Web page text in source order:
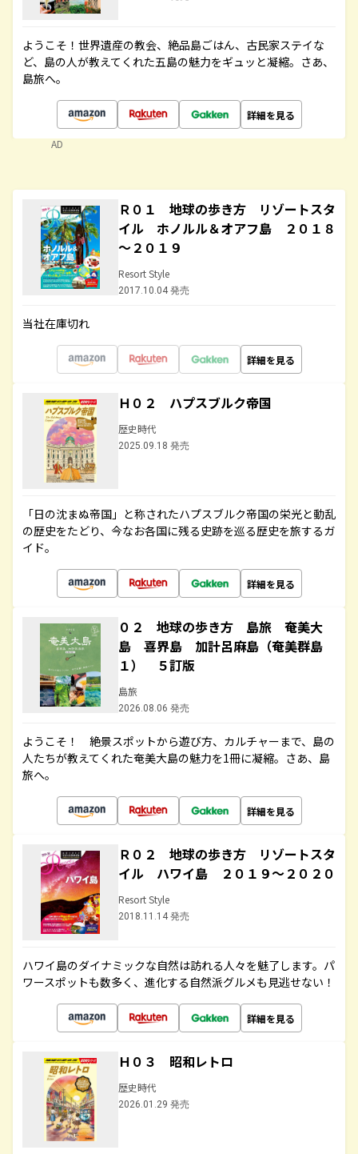
ようこそ！世界遺産の教会、絶品島ごはん、古民家ステイな
ど、島の人が教えてくれた五島の魅力をギュッと凝縮。さあ、
島旅へ。
詳細を見る
AD
Ｒ０１ 地球の歩き方 リゾートスタ
イル ホノルル＆オアフ島 ２０１８
～２０１９
Resort Style
2017.10.04 発売
当社在庫切れ
詳細を見る
Ｈ０２ ハプスブルク帝国
歴史時代
2025.09.18 発売
「日の沈まぬ帝国」と称されたハプスブルク帝国の栄光と動乱
の歴史をたどり、今なお各国に残る史跡を巡る歴史を旅するガ
イド。
詳細を見る
０２ 地球の歩き方 島旅 奄美大
島 喜界島 加計呂麻島（奄美群島
１） ５訂版
島旅
2026.08.06 発売
ようこそ！ 絶景スポットから遊び方、カルチャーまで、島の
人たちが教えてくれた奄美大島の魅力を1冊に凝縮。さあ、島
旅へ。
詳細を見る
Ｒ０２ 地球の歩き方 リゾートスタ
イル ハワイ島 ２０１９～２０２０
Resort Style
2018.11.14 発売
ハワイ島のダイナミックな自然は訪れる人々を魅了します。パ
ワースポットも数多く、進化する自然派グルメも見逃せない！
詳細を見る
Ｈ０３ 昭和レトロ
歴史時代
2026.01.29 発売